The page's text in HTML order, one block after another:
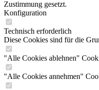
Zustimmung gesetzt.
Konfiguration
Technisch erforderlich
Diese Cookies sind für die
"Alle Cookies ablehnen"
"Alle Cookies annehmen"